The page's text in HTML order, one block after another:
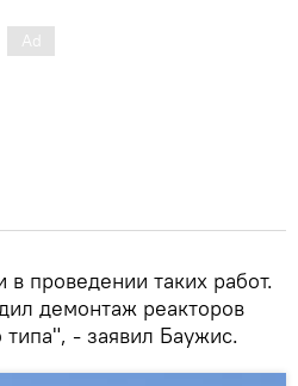
проведении таких работ.
демонтаж реакторов
- заявил Баужис.